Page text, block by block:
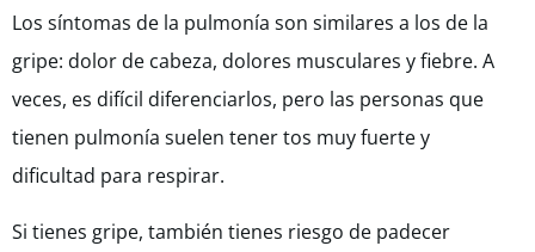
Los síntomas de la pulmonía son similares a los de la
gripe: dolor de cabeza, dolores musculares y fiebre. A
veces, es difícil diferenciarlos, pero las personas que
tienen pulmonía suelen tener tos muy fuerte y
dificultad para respirar.
Si tienes gripe, también tienes riesgo de padecer